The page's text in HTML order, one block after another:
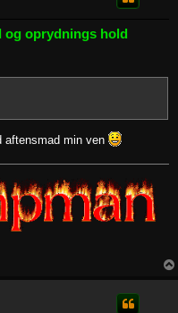
og oprydnings hold
aftensmad min ven